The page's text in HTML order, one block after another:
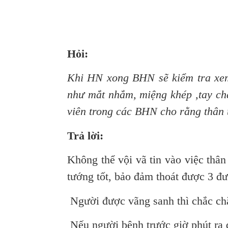
Hỏi:
Khi HN xong BHN sẽ kiểm tra
như mắt nhắm, miệng khép ,tay
viên trong các BHN cho rằng thân
Trả lời:
Không thể vội vã tin vào việc
tướng tốt, bảo đảm thoát được 3
Người được vãng sanh thì chắc
Nếu người bệnh trước giờ phút ra